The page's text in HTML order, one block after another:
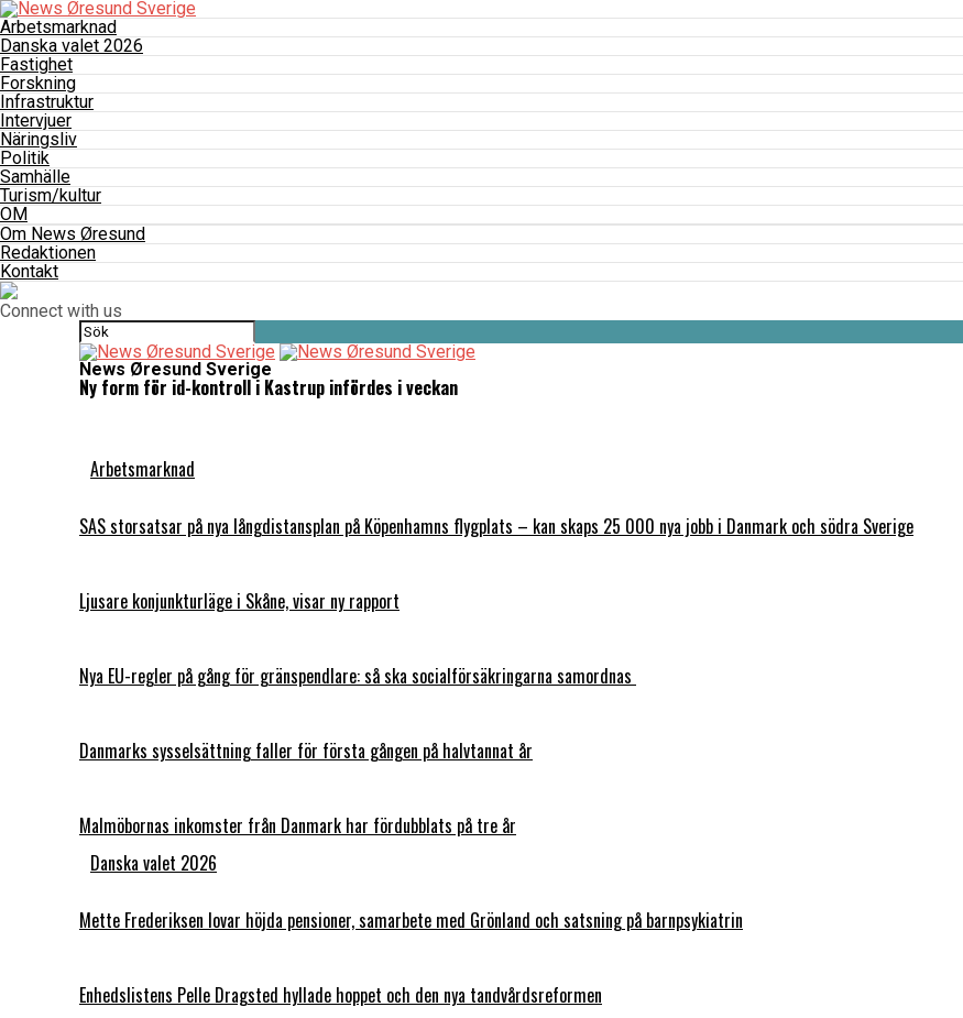
Arbetsmarknad
Danska valet 2026
Fastighet
Forskning
Infrastruktur
Intervjuer
Näringsliv
Politik
Samhälle
Turism/kultur
OM
Om News Øresund
Redaktionen
Kontakt
Connect with us
News Øresund Sverige
Ny form för id-kontroll i Kastrup infördes i veckan
Arbetsmarknad
SAS storsatsar på nya långdistansplan på Köpenhamns flygplats – kan skaps 25 000 nya jobb i Danmark och södra Sverige
Ljusare konjunkturläge i Skåne, visar ny rapport
Nya EU-regler på gång för gränspendlare: så ska socialförsäkringarna samordnas
Danmarks sysselsättning faller för första gången på halvtannat år
Malmöbornas inkomster från Danmark har fördubblats på tre år
Danska valet 2026
Mette Frederiksen lovar höjda pensioner, samarbete med Grönland och satsning på barnpsykiatrin
Enhedslistens Pelle Dragsted hyllade hoppet och den nya tandvårdsreformen